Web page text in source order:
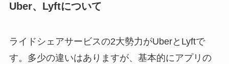
Uber、Lyftについて
ライドシェアサービスの2大勢力がUberとLyftで
す。多少の違いはありますが、基本的にアプリの